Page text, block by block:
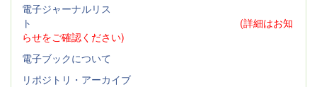
電子ジャーナルリス
ト
(詳細はお知
らせをご確認ください)
電子ブックについて
リポジトリ・アーカイブ